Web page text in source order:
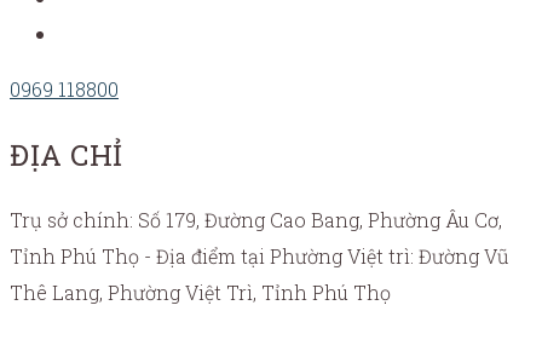
0969 118800
ĐỊA CHỈ
Trụ sở chính: Số 179, Đường Cao Bang, Phường Âu Cơ,
Tỉnh Phú Thọ - Địa điểm tại Phường Việt trì: Đường Vũ
Thê Lang, Phường Việt Trì, Tỉnh Phú Thọ